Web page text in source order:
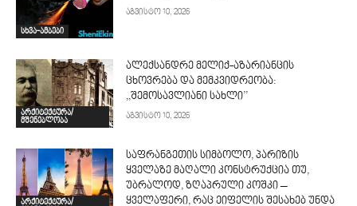
სხვა-ამბები
აგვისტო 10, 2026
არქიტექტურა/
მშენებლობა
ალექსანდრე მელიქ-აზარიანცის
ცხოვრება და მემკვიდრეობა:
,,შემოსავლიანი სახლი’’
აგვისტო 10, 2026
არქიტექტურა/
საფრანგეთის სიმბოლო, პარიზის
ყველაზე მაღალი კონსტრუქცია თუ,
უბრალოდ, ზღაპრული კოშკი –
ყველაფერი, რაც ეიფელის შესახებ უნდა